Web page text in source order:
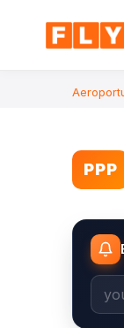
PPP